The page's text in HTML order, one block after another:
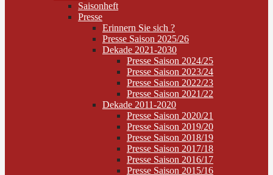
Saisonheft
Presse
Erinnern Sie sich ?
Presse Saison 2025/26
Dekade 2021-2030
Presse Saison 2024/25
Presse Saison 2023/24
Presse Saison 2022/23
Presse Saison 2021/22
Dekade 2011-2020
Presse Saison 2020/21
Presse Saison 2019/20
Presse Saison 2018/19
Presse Saison 2017/18
Presse Saison 2016/17
Presse Saison 2015/16